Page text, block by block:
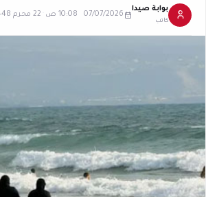
بوابة صيدا
كاتب
07/07/2026 10:08 ص 22 محرم 1448 هـ